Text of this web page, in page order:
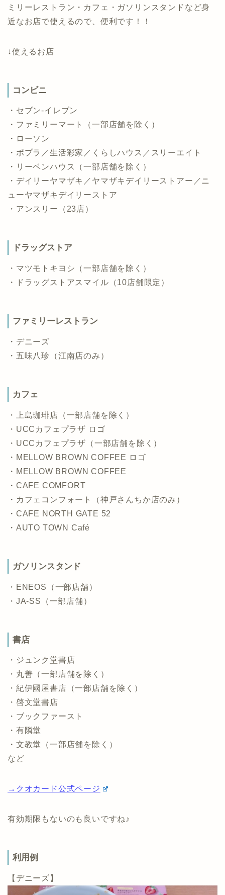
ミリーレストラン・カフェ・ガソリンスタンドなど身
近なお店で使えるので、便利です！！
↓使えるお店
コンビニ
・セブン-イレブン
・ファミリーマート（一部店舗を除く）
・ローソン
・ポプラ／生活彩家／くらしハウス／スリーエイト
・リーベンハウス（一部店舗を除く）
・デイリーヤマザキ／ヤマザキデイリーストアー／ニ
ューヤマザキデイリーストア
・アンスリー（23店）
ドラッグストア
・マツモトキヨシ（一部店舗を除く）
・ドラッグストアスマイル（10店舗限定）
ファミリーレストラン
・デニーズ
・五味八珍（江南店のみ）
カフェ
・上島珈琲店（一部店舗を除く）
・UCCカフェプラザ ロゴ
・UCCカフェプラザ（一部店舗を除く）
・MELLOW BROWN COFFEE ロゴ
・MELLOW BROWN COFFEE
・CAFE COMFORT
・カフェコンフォート（神戸さんちか店のみ）
・CAFE NORTH GATE 52
・AUTO TOWN Café
ガソリンスタンド
・ENEOS（一部店舗）
・JA-SS（一部店舗）
書店
・ジュンク堂書店
・丸善（一部店舗を除く）
・紀伊國屋書店（一部店舗を除く）
・啓文堂書店
・ブックファースト
・有隣堂
・文教堂（一部店舗を除く）
など
→クオカード公式ページ
有効期限もないのも良いですね♪
利用例
【デニーズ】